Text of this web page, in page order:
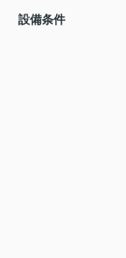
設備条件